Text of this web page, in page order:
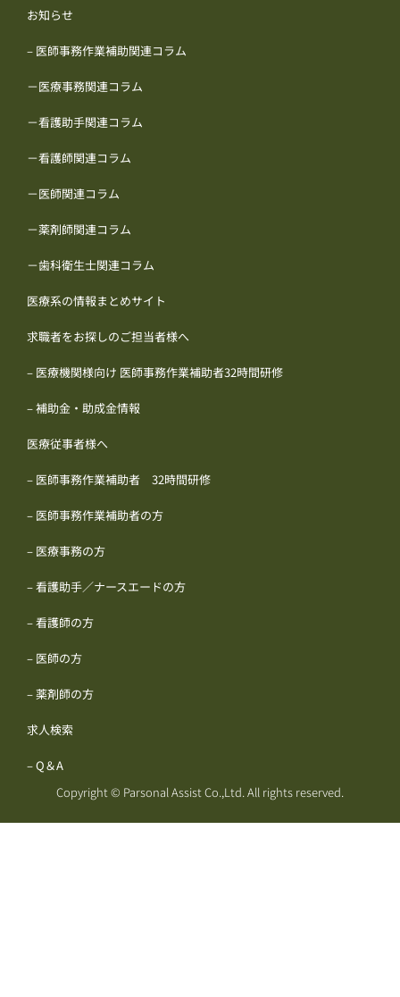
お知らせ
– 医師事務作業補助関連コラム
－医療事務関連コラム
－看護助手関連コラム
－看護師関連コラム
－医師関連コラム
－薬剤師関連コラム
－歯科衛生士関連コラム
医療系の情報まとめサイト
求職者をお探しのご担当者様へ
– 医療機関様向け 医師事務作業補助者32時間研修
– 補助金・助成金情報
医療従事者様へ
– 医師事務作業補助者 32時間研修
– 医師事務作業補助者の方
– 医療事務の方
– 看護助手／ナースエードの方
– 看護師の方
– 医師の方
– 薬剤師の方
求人検索
– Q＆A
Copyright © Parsonal Assist Co.,Ltd. All rights reserved.